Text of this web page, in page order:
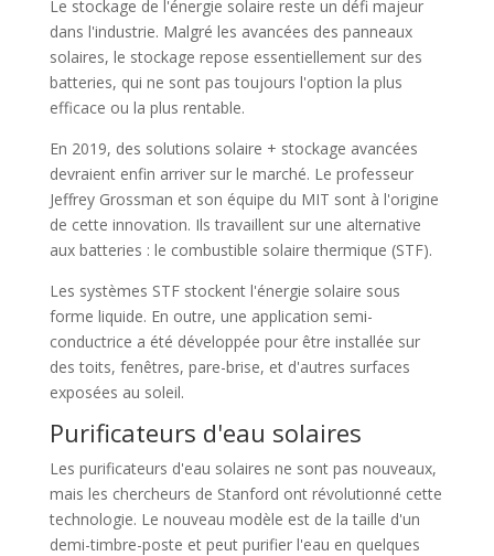
Le stockage de l'énergie solaire reste un défi majeur
dans l'industrie. Malgré les avancées des panneaux
solaires, le stockage repose essentiellement sur des
batteries, qui ne sont pas toujours l'option la plus
efficace ou la plus rentable.
En 2019, des solutions solaire + stockage avancées
devraient enfin arriver sur le marché. Le professeur
Jeffrey Grossman et son équipe du MIT sont à l'origine
de cette innovation. Ils travaillent sur une alternative
aux batteries : le combustible solaire thermique (STF).
Les systèmes STF stockent l'énergie solaire sous
forme liquide. En outre, une application semi-
conductrice a été développée pour être installée sur
des toits, fenêtres, pare-brise, et d'autres surfaces
exposées au soleil.
Purificateurs d'eau solaires
Les purificateurs d'eau solaires ne sont pas nouveaux,
mais les chercheurs de Stanford ont révolutionné cette
technologie. Le nouveau modèle est de la taille d'un
demi-timbre-poste et peut purifier l'eau en quelques